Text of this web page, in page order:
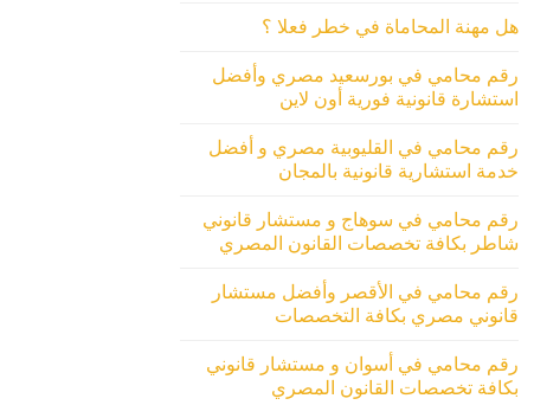
هل مهنة المحاماة في خطر فعلا ؟
رقم محامي في بورسعيد مصري وأفضل
استشارة قانونية فورية أون لاين
رقم محامي في القليوبية مصري و أفضل
خدمة استشارية قانونية بالمجان
رقم محامي في سوهاج و مستشار قانوني
شاطر بكافة تخصصات القانون المصري
رقم محامي في الأقصر وأفضل مستشار
قانوني مصري بكافة التخصصات
رقم محامي في أسوان و مستشار قانوني
بكافة تخصصات القانون المصري